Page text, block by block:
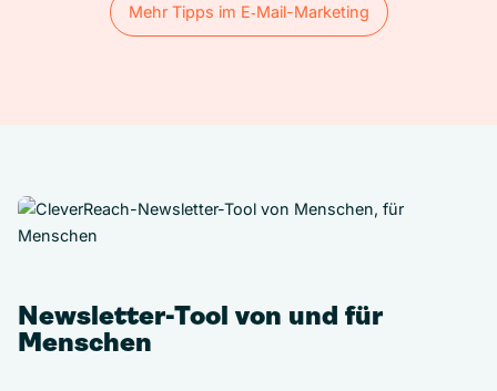
Mehr Tipps im E‑Mail-Marketing
Mehr Tipps im E‑Mail-Marketing
Newsletter-Tool von und für
Menschen